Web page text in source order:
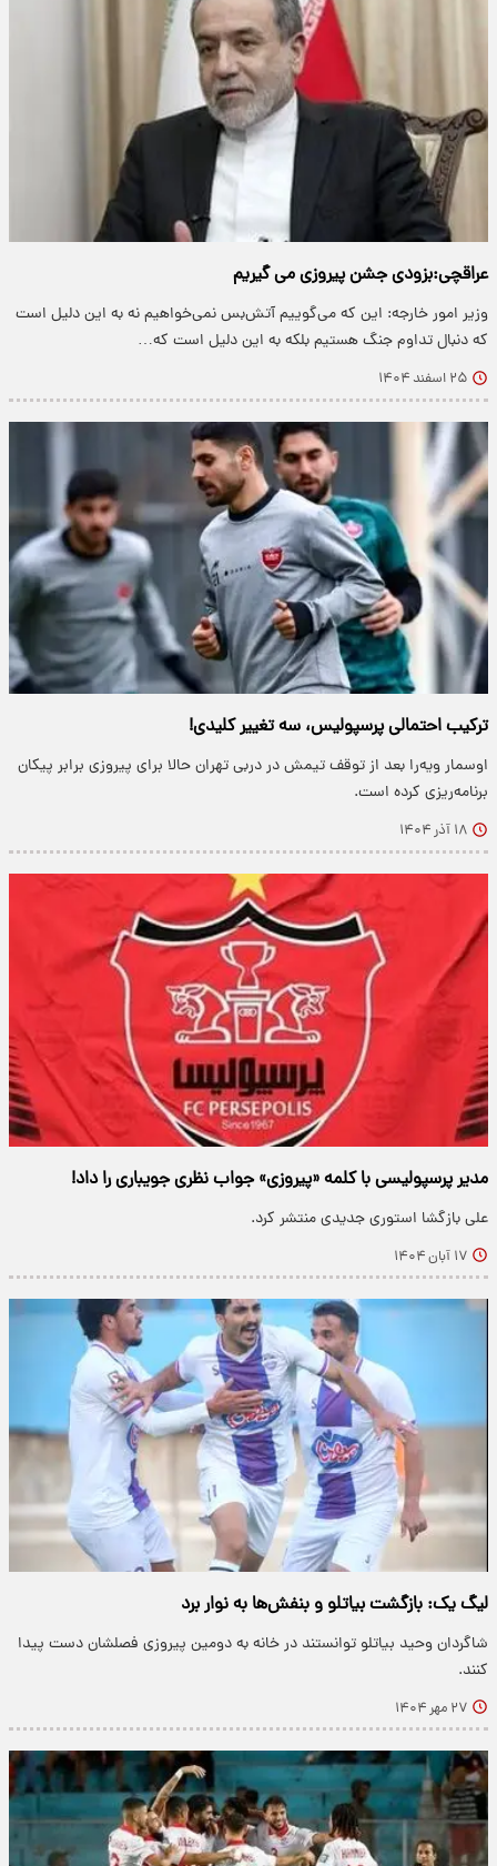
عراقچی:بزودی جشن پیروزی می گیریم
وزیر امور خارجه: این که می‌گوییم آتش‌بس نمی‌خواهیم نه به این دلیل است
که دنبال تداوم جنگ هستیم بلکه به این دلیل است که…
۲۵ اسفند ۱۴۰۴
ترکیب احتمالی پرسپولیس، سه تغییر کلیدی!
اوسمار ویه‌را بعد از توقف تیمش در دربی تهران حالا برای پیروزی برابر پیکان
برنامه‌ریزی کرده است.
۱۸ آذر ۱۴۰۴
مدیر پرسپولیسی با کلمه «پیروزی» جواب نظری جویباری را داد!
علی بازگشا استوری جدیدی منتشر کرد.
۱۷ آبان ۱۴۰۴
لیگ یک: بازگشت بیاتلو و بنفش‌ها به نوار برد
شاگردان وحید بیاتلو توانستند در خانه به دومین پیروزی فصلشان دست پیدا
کنند.
۲۷ مهر ۱۴۰۴